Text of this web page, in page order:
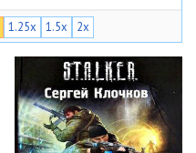
28:34
31:09
1.25x 1.5x 2x